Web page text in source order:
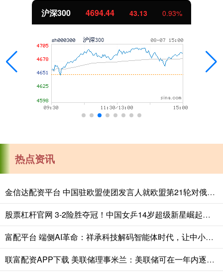
沪深300 4694.44 43.13 0.93%
热点资讯
金信达配资平台 中国驻欧盟使团发言人就欧盟第21轮对俄罗斯制裁列单制裁中国企业事答记者问
股票杠杆官网 3-2险胜夺冠！中国女乒14岁超级新星崛起：看齐孙颖莎王曼昱？
富配平台 端侧AI革命：祥承科技解码智能体时代，让中小企业轻松拥抱AI新机遇
联富配资APP下载 美联储理事米兰：美联储可在一年内逐步降息一个百分点